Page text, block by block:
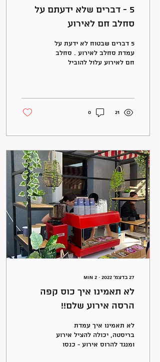
5 - דברים שלא ידעתם על
סחלב חם לאירוע
5 דברים שבטוח לא ידעת על
עמדת סחלב לאירוע . סחלב
חם לאירוע עלול להוביל
21
0
27 בדצמ׳ 2022 ∙
2
min
לא תאמינו איך כוס קפה
הרסה אירוע שלם!!
לא תאמינו איך עמדת
בריסטה, יכולה להציל אירוע
ומנגד להרוס אירוע - כנסו